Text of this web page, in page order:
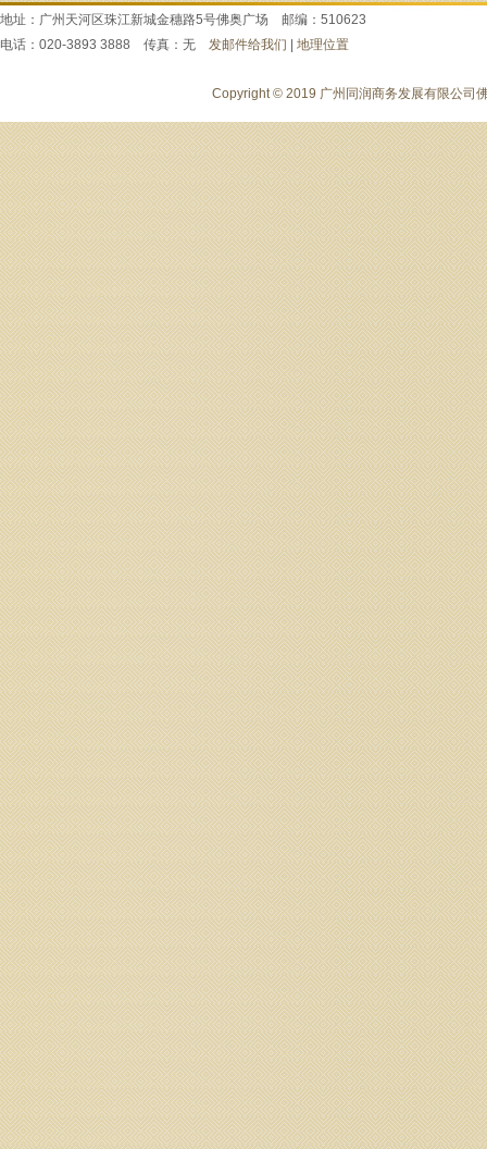
地址：广州天河区珠江新城金穗路5号佛奥广场 邮编：510623
电话：020-3893 3888 传真：无 发邮件给我们 地理位置
Copyright © 2019 广州同润商务发展有限公司